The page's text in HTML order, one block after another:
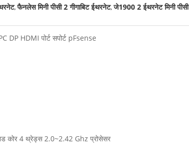
,फैनलेस मिनी पीसी 2 गीगाबिट ईथरनेट,जे1900 2 ईथरनेट मिनी पीसी
DP HDMI पोर्ट सपोर्ट pFsense
कोर 4 थ्रेड्स 2.0~2.42 Ghz प्रोसेसर